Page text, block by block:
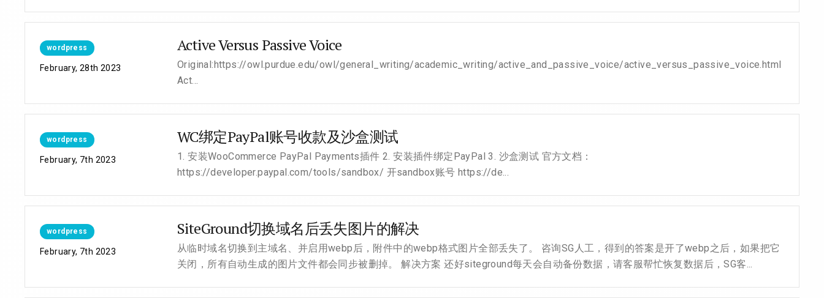
wordpress
February, 28th 2023
Active Versus Passive Voice
Original:https://owl.purdue.edu/owl/general_writing/academic_writing/active_and_passive_voice/active_versus_passive_voice.html
Act...
wordpress
February, 7th 2023
WC绑定PayPal账号收款及沙盒测试
1. 安装WooCommerce PayPal Payments插件 2. 安装插件绑定PayPal 3. 沙盒测试 官方文档：
https://developer.paypal.com/tools/sandbox/ 开sandbox账号 https://de...
wordpress
February, 7th 2023
SiteGround切换域名后丢失图片的解决
从临时域名切换到主域名、并启用webp后，附件中的webp格式图片全部丢失了。 咨询SG人工，得到的答案是开了webp之后，如果把它
关闭，所有自动生成的图片文件都会同步被删掉。 解决方案 还好siteground每天会自动备份数据，请客服帮忙恢复数据后，SG客...